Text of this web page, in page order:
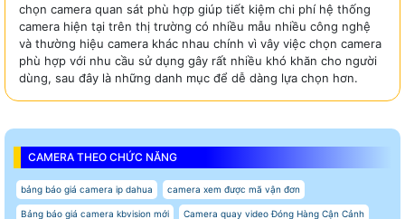
chọn camera quan sát phù hợp giúp tiết kiệm chi phí hệ thống
camera hiện tại trên thị trường có nhiều mẫu nhiều công nghệ
và thường hiệu camera khác nhau chính vì vây việc chọn camera
phù hợp với nhu cầu sử dụng gây rất nhiều khó khăn cho người
dùng, sau đây là những danh mục để dễ dàng lựa chọn hơn.
CAMERA THEO CHỨC NĂNG
bảng báo giá camera ip dahua camera xem được mã vận đơn
Bảng báo giá camera kbvision mới Camera quay video Đóng Hàng Cận Cảnh